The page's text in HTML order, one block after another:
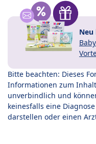
Neu
Bitte beachten: Dieses
Informationen zum
unverbindlich und
keinesfalls eine
darstellen oder einen